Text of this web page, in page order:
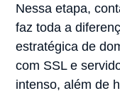
Nessa etapa,
faz toda a
estratégica de
com SSL e
intenso, além de